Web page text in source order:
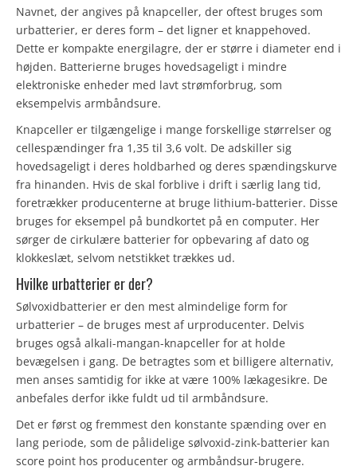
Navnet, der angives på knapceller, der oftest bruges som
urbatterier, er deres form – det ligner et knappehoved.
Dette er kompakte energilagre, der er større i diameter end i
højden. Batterierne bruges hovedsageligt i mindre
elektroniske enheder med lavt strømforbrug, som
eksempelvis armbåndsure.
Knapceller er tilgængelige i mange forskellige størrelser og
cellespændinger fra 1,35 til 3,6 volt. De adskiller sig
hovedsageligt i deres holdbarhed og deres spændingskurve
fra hinanden. Hvis de skal forblive i drift i særlig lang tid,
foretrækker producenterne at bruge lithium-batterier. Disse
bruges for eksempel på bundkortet på en computer. Her
sørger de cirkulære batterier for opbevaring af dato og
klokkeslæt, selvom netstikket trækkes ud.
Hvilke urbatterier er der?
Sølvoxidbatterier er den mest almindelige form for
urbatterier – de bruges mest af urproducenter. Delvis
bruges også alkali-mangan-knapceller for at holde
bevægelsen i gang. De betragtes som et billigere alternativ,
men anses samtidig for ikke at være 100% lækagesikre. De
anbefales derfor ikke fuldt ud til armbåndsure.
Det er først og fremmest den konstante spænding over en
lang periode, som de pålidelige sølvoxid-zink-batterier kan
score point hos producenter og armbåndsur-brugere.